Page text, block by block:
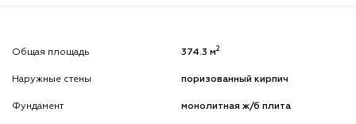
Общая площадь 374.3 м2
Наружные стены поризованный кирпич
Фундамент монолитная ж/б плита